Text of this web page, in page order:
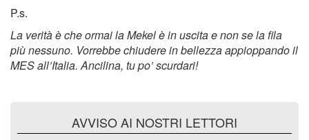
P.s.
La verità è che ormai la Mekel è in uscita e non se la fila
più nessuno. Vorrebbe chiudere in bellezza appioppando il
MES all’Italia. Ancilina, tu po’ scurdari!
AVVISO AI NOSTRI LETTORI